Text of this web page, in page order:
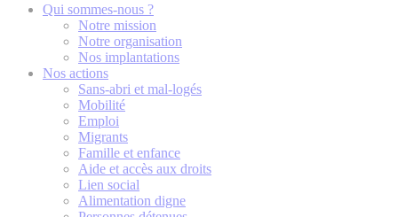
Qui sommes-nous ?
Notre mission
Notre organisation
Nos implantations
Nos actions
Sans-abri et mal-logés
Mobilité
Emploi
Migrants
Famille et enfance
Aide et accès aux droits
Lien social
Alimentation digne